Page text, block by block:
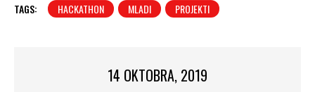
TAGS: HACKATHON MLADI PROJEKTI
14 OKTOBRA, 2019